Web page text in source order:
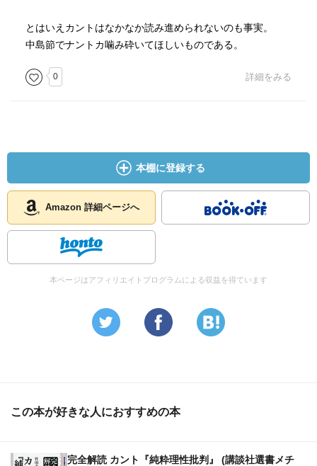
とはいえカントはなかなか読み進められないのも事実。
中島節でナントカ噛み砕いてほしいものである。
0 詳細をみる
本棚に登録する
Amazon 詳細ページへ
本ページはアフィリエイトプログラムによる収益を得ています
この本が好きな人におすすめの本
完全解読 カント『純粋理性批判』 (講談社選書メチ